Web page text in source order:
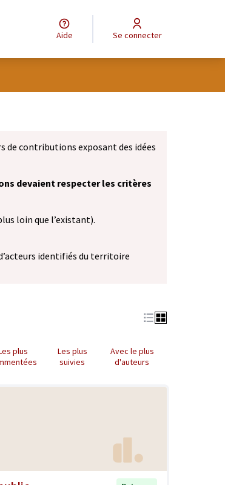
Aide Se connecter
de contributions exposant des idées
devaient respecter les critères
loin que l’existant).
identifiés du territoire
plus
Les plus
suivies
Avec le plus
d'auteurs